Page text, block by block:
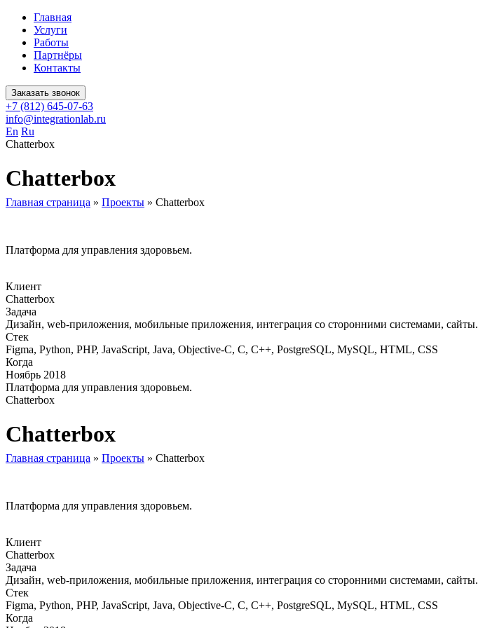
Главная
Услуги
Работы
Партнёры
Контакты
Заказать звонок
+7 (812) 645-07-63
info@integrationlab.ru
En Ru
Chatterbox
Chatterbox
Главная страница » Проекты » Chatterbox
Платформа для управления здоровьем.
Клиент
Chatterbox
Задача
Дизайн, web-приложения, мобильные приложения, интеграция со сторонними системами, сайты.
Стек
Figma, Python, PHP, JavaScript, Java, Objective-C, C, C++, PostgreSQL, MySQL, HTML, CSS
Когда
Ноябрь 2018
Платформа для управления здоровьем.
Chatterbox
Chatterbox
Главная страница » Проекты » Chatterbox
Платформа для управления здоровьем.
Клиент
Chatterbox
Задача
Дизайн, web-приложения, мобильные приложения, интеграция со сторонними системами, сайты.
Стек
Figma, Python, PHP, JavaScript, Java, Objective-C, C, C++, PostgreSQL, MySQL, HTML, CSS
Когда